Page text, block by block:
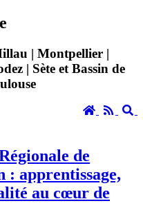
| Montpellier |
| Sète et Bassin de
Accueil
RSS
de
: apprentissage,
au cœur de